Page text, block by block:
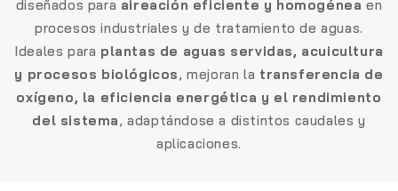
diseñados para aireación eficiente y homogénea en
procesos industriales y de tratamiento de aguas.
Ideales para plantas de aguas servidas, acuicultura
y procesos biológicos, mejoran la transferencia de
oxígeno, la eficiencia energética y el rendimiento
del sistema, adaptándose a distintos caudales y
aplicaciones.